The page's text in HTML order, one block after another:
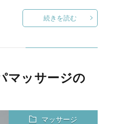
続きを読む
マッサージの
マッサージ